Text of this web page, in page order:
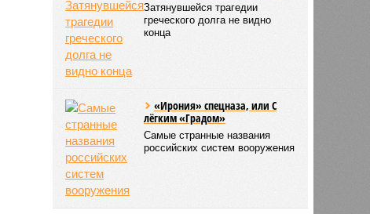
Затянувшейся трагедии
греческого долга не видно
конца
«Ирония» спецназа, или С
лёгким «Градом»
Самые странные названия
российских систем вооружения